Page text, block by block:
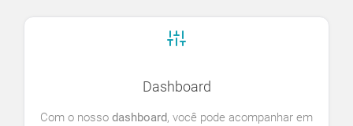
Dashboard
Com o nosso dashboard, você pode acompanhar em